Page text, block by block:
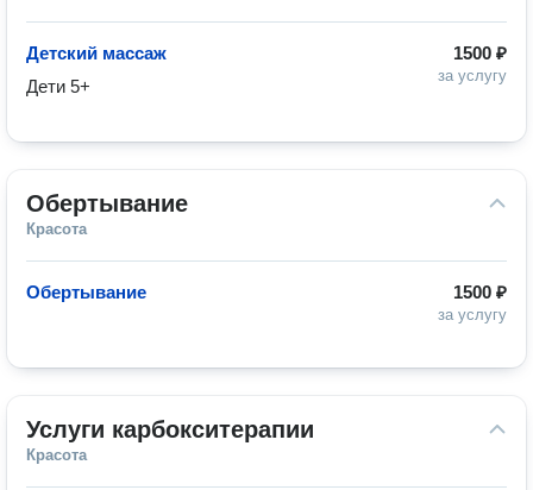
1500 ₽
за услугу
Детский массаж
Дети 5+
Обертывание
Красота
1500 ₽
за услугу
Обертывание
Услуги карбокситерапии
Красота